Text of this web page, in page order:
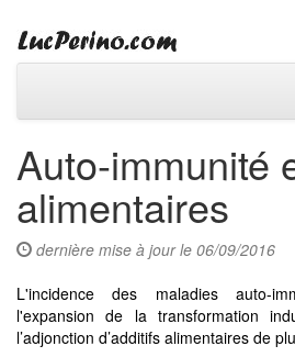
Auto-immunité
alimentaires
dernière mise à jour le 06/09/2016
L'incidence des maladies auto-
l'expansion de la transformation
l’adjonction d’additifs alimentaires de